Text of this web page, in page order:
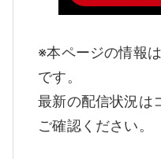
※本ページの情報
です。
最新の配信状況は
ご確認ください。